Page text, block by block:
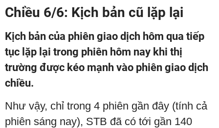
Chiều 6/6: Kịch bản cũ lặp lại
Kịch bản của phiên giao dịch hôm qua tiếp
tục lặp lại trong phiên hôm nay khi thị
trường được kéo mạnh vào phiên giao dịch
chiều.
Như vậy, chỉ trong 4 phiên gần đây (tính cả
phiên sáng nay), STB đã có tới gần 140